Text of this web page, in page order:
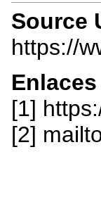
Source
https://
Enlaces
[1]
[2]